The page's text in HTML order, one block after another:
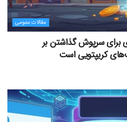
مقالات عمومی
برای سرپوش گذاشتن بر
کریپتویی است